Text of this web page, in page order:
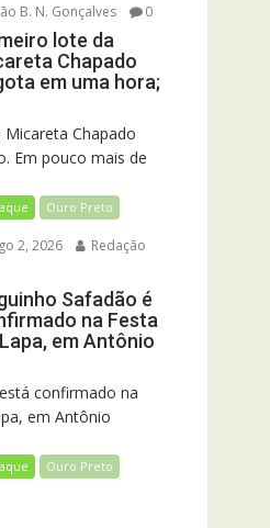
B. N. Gonçalves
0
lote da
Chapado
em uma hora;
Chapado
Em pouco mais de
Ouro Preto
2, 2026
Redação
Safadão é
na Festa
em Antônio
confirmado na
em Antônio
Ouro Preto